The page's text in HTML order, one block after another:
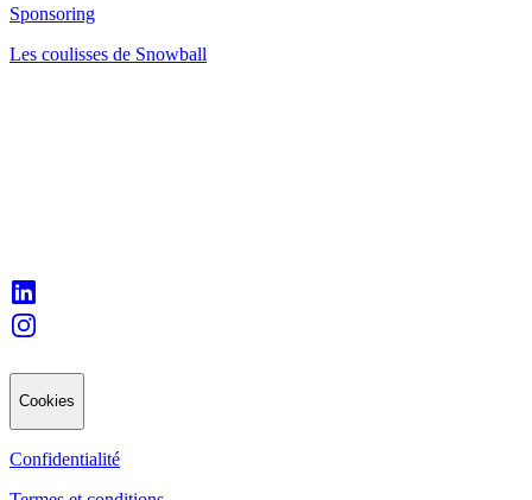
Sponsoring
Les coulisses de Snowball
Cookies
Confidentialité